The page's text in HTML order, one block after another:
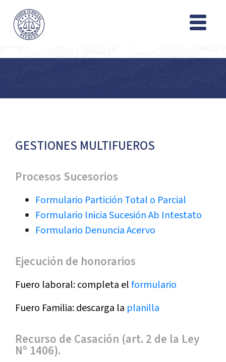
GESTIONES MULTIFUEROS
Procesos Sucesorios
Formulario Partición Total o Parcial
Formulario Inicia Sucesión Ab Intestato
Formulario Denuncia Acervo
Ejecución de honorarios
Fuero laboral: completa elformulario
Fuero Familia: descarga la planilla
Recurso de Casación (art. 2 de la Ley
Nº 1406).